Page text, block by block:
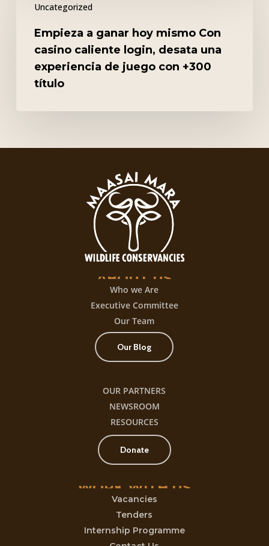
Uncategorized
mismo
casino
una
Empieza a ganar hoy mismo Con
casino caliente login, desata una
experiencia de juego con +300
título
ABOUT US
Who we Are
Executive Committee
Our Team
Our Blog
OUR PARTNERS
NEWSROOM
RESOURCES
Donate
WORK WITH US
Vacancies
Tenders
Internship Programme